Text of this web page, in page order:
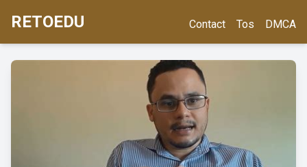
RETOEDU Contact Tos DMCA